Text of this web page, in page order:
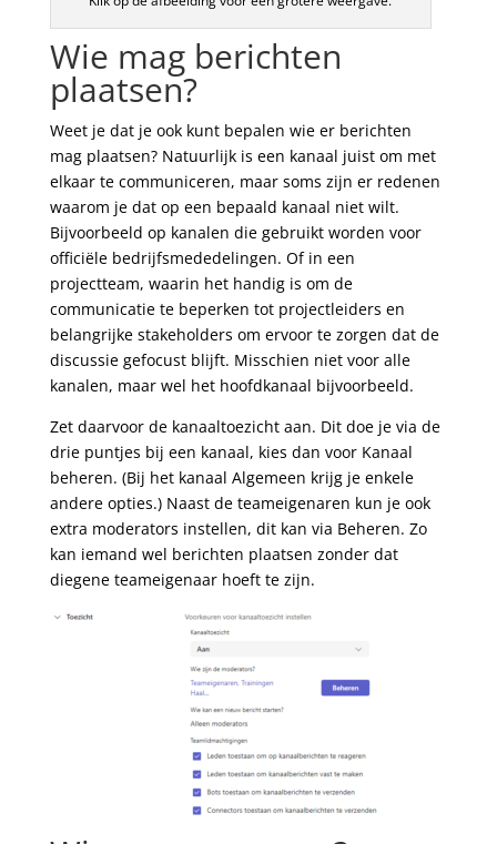
Wie mag berichten
plaatsen?
Weet je dat je ook kunt bepalen wie er berichten
mag plaatsen? Natuurlijk is een kanaal juist om met
elkaar te communiceren, maar soms zijn er redenen
waarom je dat op een bepaald kanaal niet wilt.
Bijvoorbeeld op kanalen die gebruikt worden voor
officiële bedrijfsmededelingen. Of in een
projectteam, waarin het handig is om de
communicatie te beperken tot projectleiders en
belangrijke stakeholders om ervoor te zorgen dat de
discussie gefocust blijft. Misschien niet voor alle
kanalen, maar wel het hoofdkanaal bijvoorbeeld.
Zet daarvoor de kanaaltoezicht aan. Dit doe je via de
drie puntjes bij een kanaal, kies dan voor Kanaal
beheren. (Bij het kanaal Algemeen krijg je enkele
andere opties.) Naast de teameigenaren kun je ook
extra moderators instellen, dit kan via Beheren. Zo
kan iemand wel berichten plaatsen zonder dat
diegene teameigenaar hoeft te zijn.